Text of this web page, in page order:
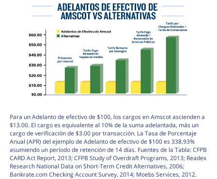
Para un Adelanto de efectivo de $100, los cargos en Amscot ascienden a
$13.00. El cargo es equivalente al 10% de la suma adelantada, más un
cargo de verificación de $3.00 por transacción. La Tasa de Porcentaje
Anual (APR) del ejemplo de Adelanto de efectivo de $100 es 338.93%
asumiendo un período de retención de 14 días. Fuentes de la Tabla: CFPB
CARD Act Report, 2013; CFPB Study of Overdraft Programs, 2013; Readex
Research National Data on Short-Term Credit Alternatives, 2006;
Bankrate.com Checking Account Survey, 2014; Moebs Services, 2012.